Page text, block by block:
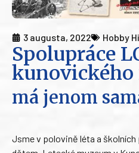
3 augusta, 2022 Hobby
Spolupráce
kunovického
má jenom
Jsme v polovině léta a